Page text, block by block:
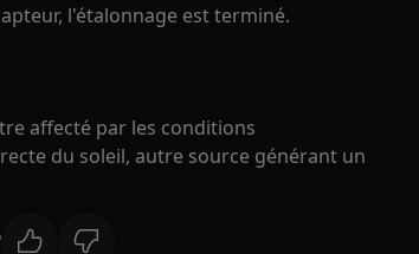
l'étalonnage est terminé.
affecté par les conditions
du soleil, autre source générant un